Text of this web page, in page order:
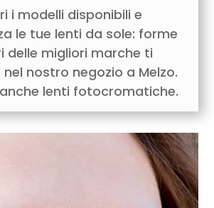
i modelli disponibili e
le tue lenti da sole: forme
delle migliori marche ti
nostro negozio a Melzo.
lenti fotocromatiche.